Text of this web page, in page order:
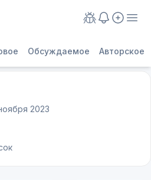
Обсуждаемое Авторское
2023